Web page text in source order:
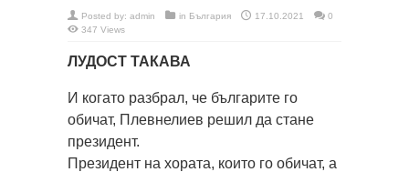
Posted by: admin in България 17.10.2021
0
347 Views
ЛУДОСТ ТАКАВА
И когато разбрал, че българите го
обичат, Плевнелиев решил да стане
президент.
Президент на хората, които го обичат, а